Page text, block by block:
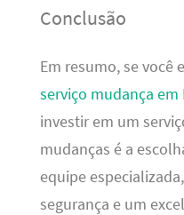
Conclusão
Em resumo, se você
serviço mudança em
investir em um
mudanças é a
equipe
segurança e um